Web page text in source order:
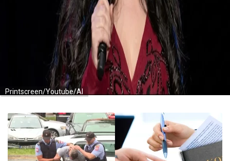
Printscreen/Youtube/AI